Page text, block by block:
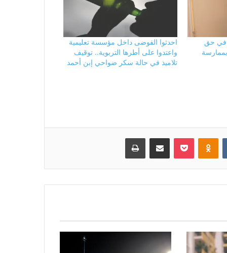
في حق
بممارسة
احدثوا الفوضى داخل مؤسسة تعليمية
واعتدوا على أطرها التربوية.. توقيف
تلاميذ في حالة سكر ضواحي إبن أحمد
Odnoklassniki
بوكيت مشاركة عبر البريد طباعة